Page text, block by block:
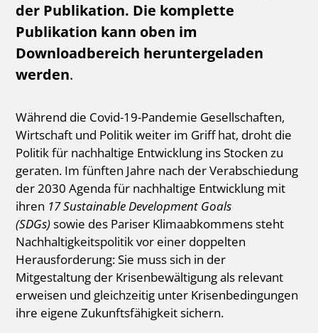
der Publikation. Die komplette
Publikation kann oben im
Downloadbereich heruntergeladen
werden.
Während die Covid-19-Pandemie Gesellschaften,
Wirtschaft und Politik weiter im Griff hat, droht die
Politik für nachhaltige Entwicklung ins Stocken zu
geraten. Im fünften Jahre nach der Verabschiedung
der 2030 Agenda für nachhaltige Entwicklung mit
ihren 17 Sustainable Development Goals
(SDGs)sowie des Pariser Klimaabkommens steht
Nachhaltigkeitspolitik vor einer doppelten
Herausforderung: Sie muss sich in der
Mitgestaltung der Krisenbewältigung als relevant
erweisen und gleichzeitig unter Krisenbedingungen
ihre eigene Zukunftsfähigkeit sichern.